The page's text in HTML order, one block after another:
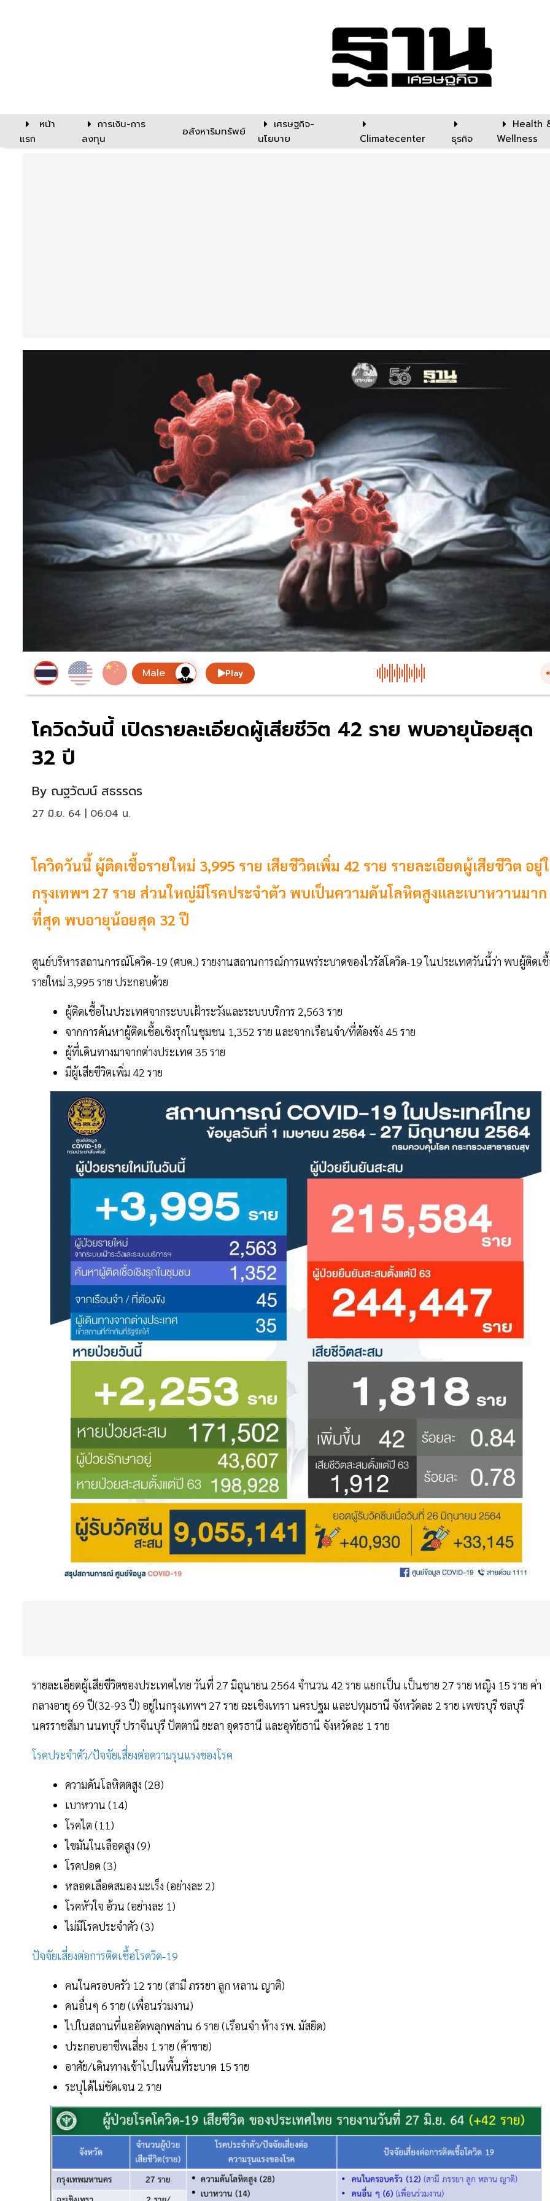
หน้า
แรก
การเงิน-การ
ลงทุน
อสังหาริมทรัพย์
เศรษฐกิจ-
นโยบาย
Climatecenter ธุรกิจ
Health
Wellness
Play
โควิดวันนี้ เปิดรายละเอียดผู้เสียชีวิต 42 ราย พบอายุน้อยสุด
32 ปี
By ณฐวัฒน์ สธรรดร
27 มิ.ย. 64 | 06:04 น.
โควิดวันนี้ ผู้ติดเชื้อรายใหม่ 3,995 ราย เสียชีวิตเพิ่ม 42 ราย รายละเอียดผู้เสียชีวิต อยู่
กรุงเทพฯ 27 ราย ส่วนใหญ่มีโรคประจำตัว พบเป็นความดันโลหิตสูงและเบาหวานมาก
ที่สุด พบอายุน้อยสุด 32 ปี
ศูนย์บริหารสถานการณ์โควิด-19 (ศบค.) รายงานสถานการณ์การแพร่ระบาดของไวรัสโควิด-19 ในประเทศวันนี้ว่า พบผู้ติดเ
รายใหม่ 3,995 ราย ประกอบด้วย
ผู้ติดเชื้อในประเทศจากระบบเฝ้าระวังและระบบบริการ 2,563 ราย
จากการค้นหาผู้ติดเชื้อเชิงรุกในชุมชน 1,352 ราย และจากเรือนจำ/ที่ต้องขัง 45 ราย
ผู้ที่เดินทางมาจากต่างประเทศ 35 ราย
มีผู้เสียชีวิตเพิ่ม 42 ราย
รายละเอียดผู้เสียชีวิตของประเทศไทย วันที่ 27 มิถุนายน 2564 จำนวน 42 ราย แยกเป็น เป็นชาย 27 ราย หญิง 15 ราย ค่า
กลางอายุ 69 ปี(32-93 ปี) อยู่ในกรุงเทพฯ 27 ราย ฉะเชิงเทรา นครปฐม และปทุมธานี จังหวัดละ 2 ราย เพชรบุรี ชลบุรี
นครราชสีมา นนทบุรี ปราจีนบุรี ปัตตานี ยะลา อุดรธานี และอุทัยธานี จังหวัดละ 1 ราย
โรคประจำตัว/ปัจจัยเสี่ยงต่อความรุนแรงของโรค
ความดันโลหิตตสูง (28)
เบาหวาน (14)
โรคไต (11)
ไขมันในเลือดสูง (9)
โรคปอด (3)
หลอดเลือดสมอง มะเร็ง (อย่างละ 2)
โรคหัวใจ อ้วน (อย่างละ 1)
ไม่มีโรคประจำตัว (3)
ปัจจัยเสี่ยงต่อการติดเชื้อโรควิด-19
คนในครอบครัว 12 ราย (สามี ภรรยา ลูก หลาน ญาติ)
คนอื่นๆ 6 ราย (เพื่อนร่วมงาน)
ไปในสถานที่แออัดพลุกพล่าน 6 ราย (เรือนจำ ห้าง รพ. มัสยิด)
ประกอบอาชีพเสี่ยง 1 ราย (ค้าขาย)
อาศัย/เดินทางเข้าไปในพื้นที่ระบาด 15 ราย
ระบุได้ไม่ชัดเจน 2 ราย